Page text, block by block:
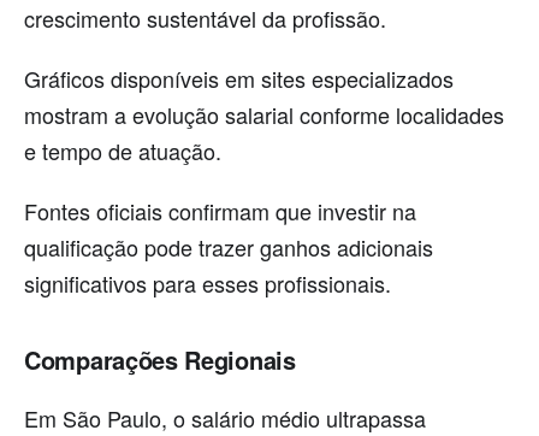
crescimento sustentável da profissão.
Gráficos disponíveis em sites especializados
mostram a evolução salarial conforme localidades
e tempo de atuação.
Fontes oficiais confirmam que investir na
qualificação pode trazer ganhos adicionais
significativos para esses profissionais.
Comparações Regionais
Em São Paulo, o salário médio ultrapassa